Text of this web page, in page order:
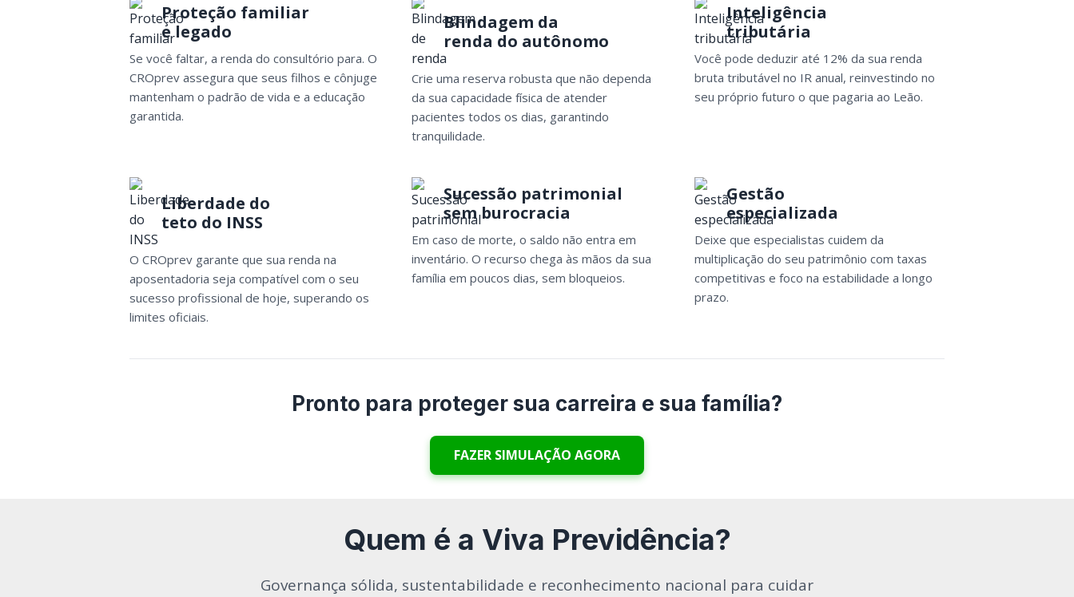
Proteção familiar
e legado
Se você faltar, a renda do consultório para. O
CROprev assegura que seus filhos e cônjuge
mantenham o padrão de vida e a educação
garantida.
Blindagem da
renda do autônomo
Crie uma reserva robusta que não dependa
da sua capacidade física de atender
pacientes todos os dias, garantindo
tranquilidade.
Inteligência
tributária
Você pode deduzir até 12% da sua renda
bruta tributável no IR anual, reinvestindo no
seu próprio futuro o que pagaria ao Leão.
Liberdade do
teto do INSS
O CROprev garante que sua renda na
aposentadoria seja compatível com o seu
sucesso profissional de hoje, superando os
limites oficiais.
Sucessão patrimonial
sem burocracia
Em caso de morte, o saldo não entra em
inventário. O recurso chega às mãos da sua
família em poucos dias, sem bloqueios.
Gestão
especializada
Deixe que especialistas cuidem da
multiplicação do seu patrimônio com taxas
competitivas e foco na estabilidade a longo
prazo.
Pronto para proteger sua carreira e sua família?
FAZER SIMULAÇÃO AGORA
Quem é a Viva Previdência?
Governança sólida, sustentabilidade e reconhecimento nacional para cuidar